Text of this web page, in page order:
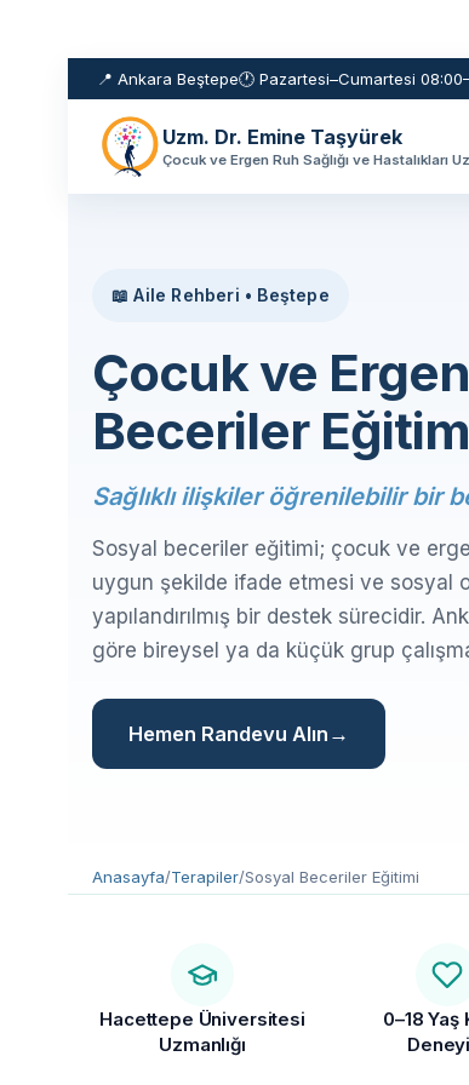
📍 Ankara Beştepe🕐 Pazartesi–Cumartesi
Uzm. Dr. Emine Taşyürek
Çocuk ve Ergen Ruh Sağlığı ve Hastalıkları
📖 Aile Rehberi • Beştepe
Çocuk ve
Beceriler
Sağlıklı ilişkiler öğrenilebilir bir
Sosyal beceriler eğitimi; çocuk ve
uygun şekilde ifade etmesi ve sosyal
yapılandırılmış bir destek sürecidir.
göre bireysel ya da küçük grup
Hemen Randevu Alın
Anasayfa/Terapiler/Sosyal Beceriler Eğitimi
Hacettepe Üniversitesi
Uzmanlığı
0–18 Yaş